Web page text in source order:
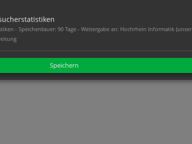
- Speicherdauer: 90 Tage - Weitergabe an: Hochrhein Informatik (unser
Speichern